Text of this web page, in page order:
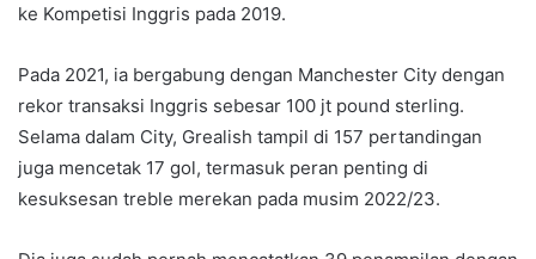
ke Kompetisi Inggris pada 2019.
Pada 2021, ia bergabung dengan Manchester City dengan
rekor transaksi Inggris sebesar 100 jt pound sterling.
Selama dalam City, Grealish tampil di 157 pertandingan
juga mencetak 17 gol, termasuk peran penting di
kesuksesan treble merekan pada musim 2022/23.